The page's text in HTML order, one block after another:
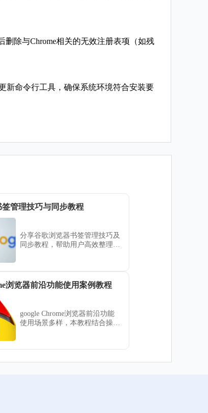
删除与Chrome相关的无效注册表项（如残
新命令行工具，确保系统环境符合安装要
管理技巧与同步教程
分享谷歌浏览器书签管理技巧及
同步教程，帮助用户高效整理和
浏览器前沿功能使用案例教程
google Chrome浏览器前沿功能
使用场景多样，本教程结合操作